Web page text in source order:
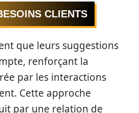
CLIENTS
que leurs suggestions
renforçant la
par les interactions
Cette approche
par une relation de